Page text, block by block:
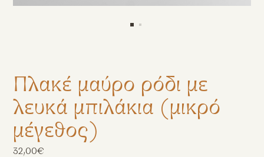
32,00€
Πλακέ μαύρο ρόδι με
λευκά μπιλάκια (μικρό
μέγεθος)